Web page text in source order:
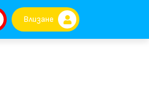
Влизане